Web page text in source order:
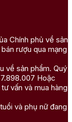
Chính phủ về sản
rượu qua mạng
về sản phẩm. Quý
Hoặc
vấn và mua hàng
và phụ nữ đang